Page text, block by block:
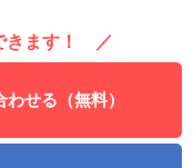
きます！ ／
せる（無料）